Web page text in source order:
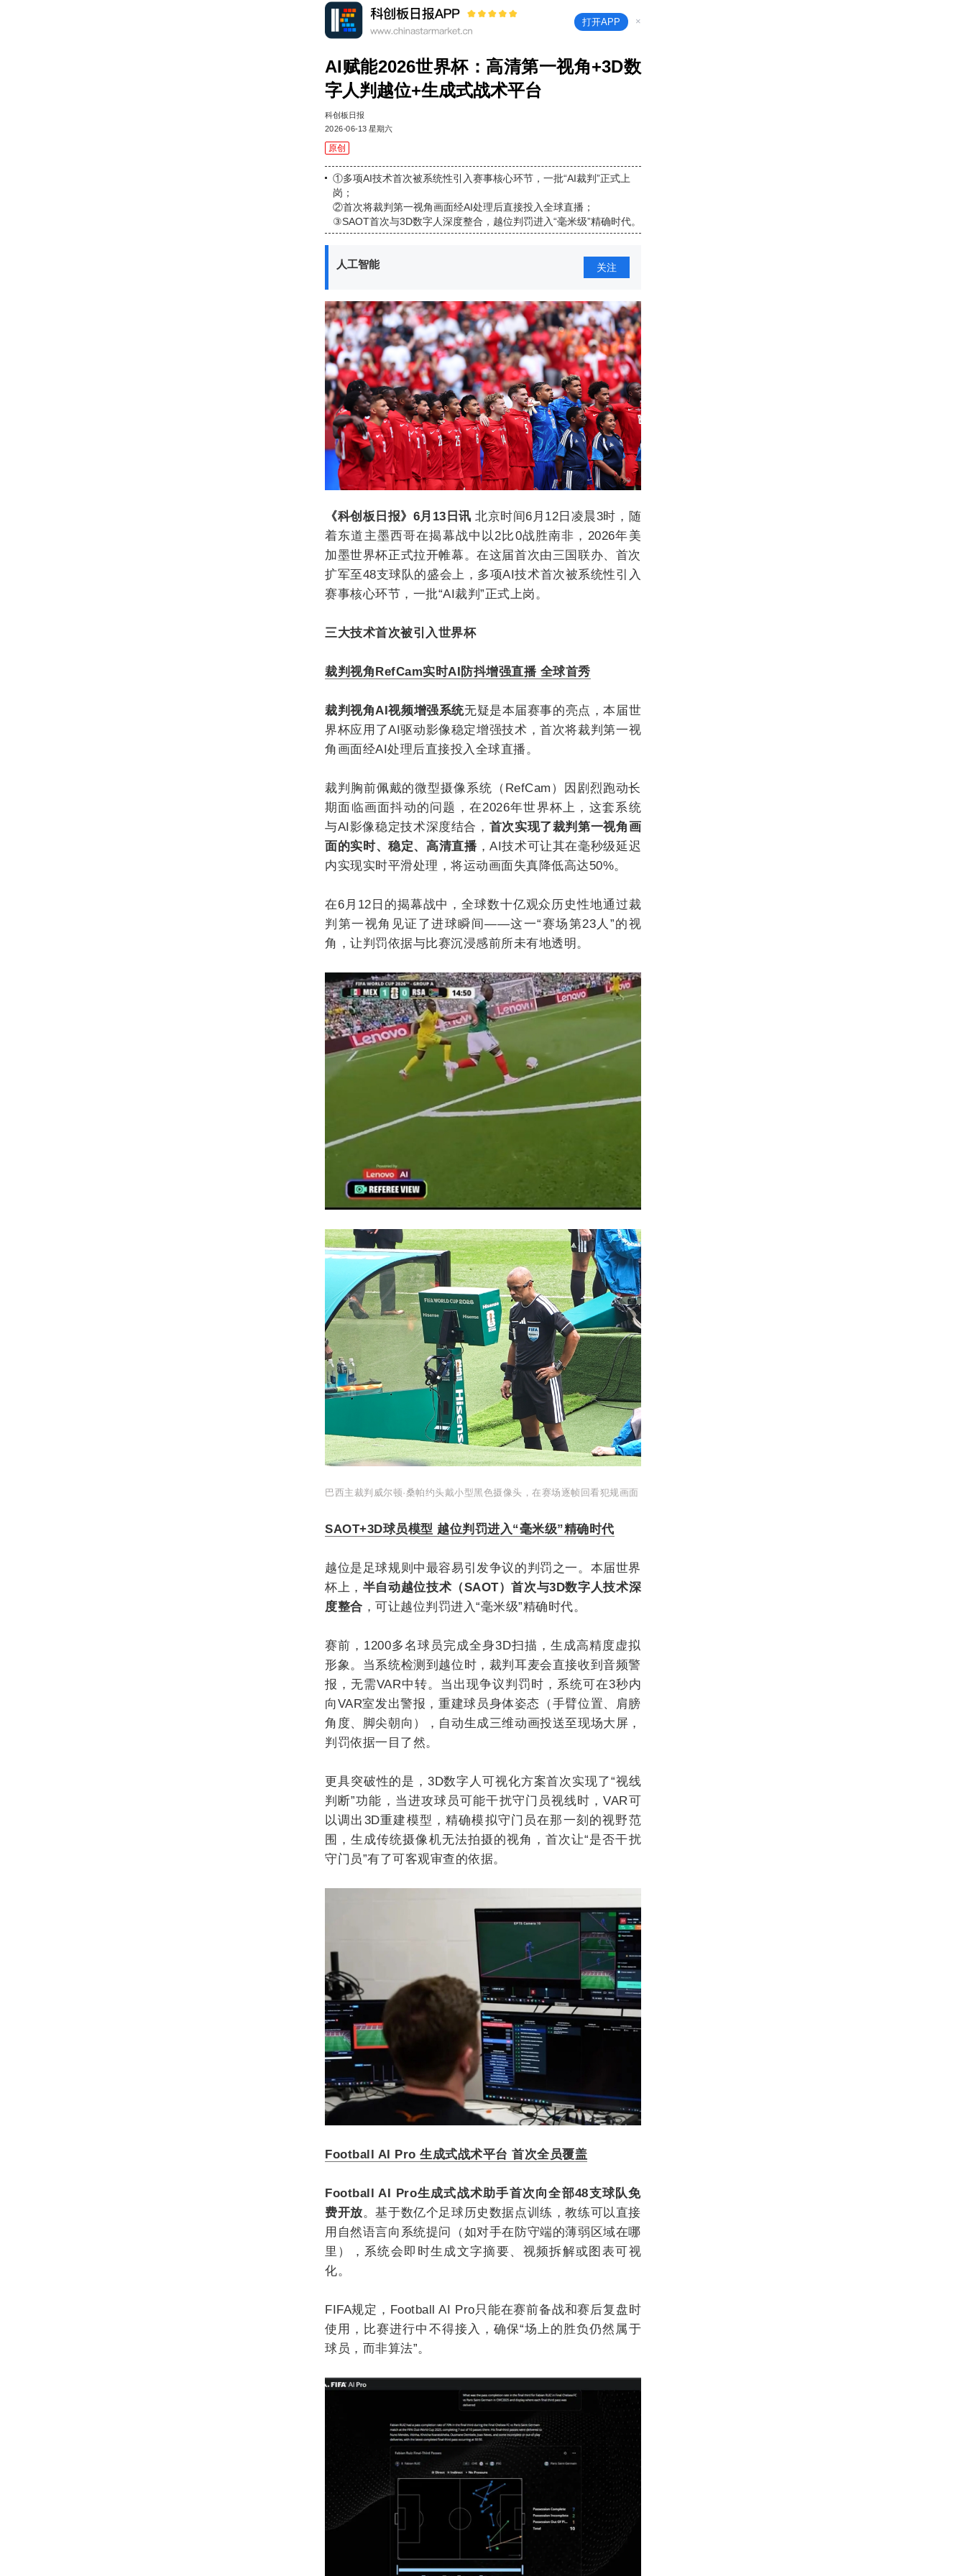
打开APP ×
AI赋能2026世界杯：高清第一视角+3D数
字人判越位+生成式战术平台
科创板日报
2026-06-13 星期六
原创
①多项AI技术首次被系统性引入赛事核心环节，一批“AI裁判”正式上
岗；
②首次将裁判第一视角画面经AI处理后直接投入全球直播；
③SAOT首次与3D数字人深度整合，越位判罚进入“毫米级”精确时代。
人工智能 关注
《科创板日报》6月13日讯 北京时间6月12日凌晨3时，随
着东道主墨西哥在揭幕战中以2比0战胜南非，2026年美
加墨世界杯正式拉开帷幕。在这届首次由三国联办、首次
扩军至48支球队的盛会上，多项AI技术首次被系统性引入
赛事核心环节，一批“AI裁判”正式上岗。
三大技术首次被引入世界杯
裁判视角RefCam实时AI防抖增强直播 全球首秀
裁判视角AI视频增强系统无疑是本届赛事的亮点，本届世
界杯应用了AI驱动影像稳定增强技术，首次将裁判第一视
角画面经AI处理后直接投入全球直播。
裁判胸前佩戴的微型摄像系统（RefCam）因剧烈跑动长
期面临画面抖动的问题，在2026年世界杯上，这套系统
与AI影像稳定技术深度结合， 首次实现了裁判第一视角画
面的实时、稳定、高清直播 ，AI技术可让其在毫秒级延迟
内实现实时平滑处理，将运动画面失真降低高达50%。
在6月12日的揭幕战中，全球数十亿观众历史性地通过裁
判第一视角见证了进球瞬间——这一“赛场第23人”的视
角，让判罚依据与比赛沉浸感前所未有地透明。
巴西主裁判威尔顿·桑帕约头戴小型黑色摄像头，在赛场逐帧回看犯规画面
SAOT+3D球员模型 越位判罚进入“毫米级”精确时代
越位是足球规则中最容易引发争议的判罚之一。本届世界
杯上， 半自动越位技术（SAOT）首次与3D数字人技术深
度整合 ，可让越位判罚进入“毫米级”精确时代。
赛前，1200多名球员完成全身3D扫描，生成高精度虚拟
形象。当系统检测到越位时，裁判耳麦会直接收到音频警
报，无需VAR中转。当出现争议判罚时，系统可在3秒内
向VAR室发出警报，重建球员身体姿态（手臂位置、肩膀
角度、脚尖朝向），自动生成三维动画投送至现场大屏，
判罚依据一目了然。
更具突破性的是，3D数字人可视化方案首次实现了“视线
判断”功能，当进攻球员可能干扰守门员视线时，VAR可
以调出3D重建模型，精确模拟守门员在那一刻的视野范
围，生成传统摄像机无法拍摄的视角，首次让“是否干扰
守门员”有了可客观审查的依据。
Football AI Pro 生成式战术平台 首次全员覆盖
Football AI Pro生成式战术助手首次向全部48支球队免
费开放。基于数亿个足球历史数据点训练，教练可以直接
用自然语言向系统提问（如对手在防守端的薄弱区域在哪
里），系统会即时生成文字摘要、视频拆解或图表可视
化。
FIFA规定，Football AI Pro只能在赛前备战和赛后复盘时
使用，比赛进行中不得接入，确保“场上的胜负仍然属于
球员，而非算法”。